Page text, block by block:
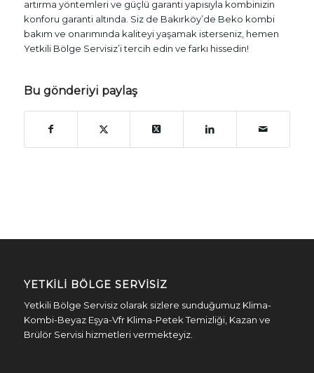
artırma yöntemleri ve güçlü garanti yapısıyla kombinizin
konforu garanti altında. Siz de Bakırköy’de Beko kombi
bakım ve onarımında kaliteyi yaşamak isterseniz, hemen
Yetkili Bölge Servisiz’i tercih edin ve farkı hissedin!
Bu gönderiyi paylaş
YETKILI BÖLGE SERVISIZ
Yetkili Bölge Servisiz olarak sizlere sunduğumuz Klima-
Kombi-Beyaz Eşya-Vfr Klima-Petek Temizliği, Kazan ve
Brülör Servisi hizmetleri vermekteyiz.